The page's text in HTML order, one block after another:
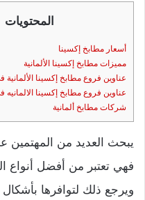
المحتويات
أسعار مطابخ إكسينا
مميزات مطابخ إكسينا الألمانية
عناوين فروع مطابخ إكسينا الألمانية
عناوين فروع مطابخ إكسينا
شركات مطابخ ألمانية
يبحث العديد من المهتمين
فهي تعتبر من أفضل أنواع
ويرجع ذلك لتوافرها